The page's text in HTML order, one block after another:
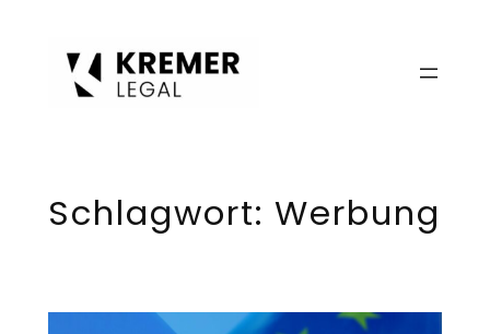
Schlagwort: Werbung